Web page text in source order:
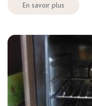
En savoir plus